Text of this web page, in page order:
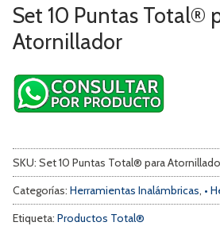
Set 10 Puntas Total®
Atornillador
SKU: Set 10 Puntas Total® para
Categorías: Herramientas Inalámbricas, •
Etiqueta: Productos Total®